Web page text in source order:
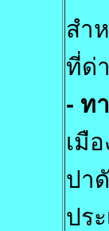
สำ
ที่ด่
- ท
เมื
ปา
ปร